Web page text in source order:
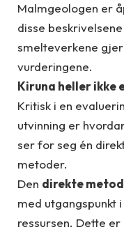
Malmgeologen er
disse
smelteverkene
vurderingene.
Kiruna heller ikke
Kritisk i en
utvinning er
ser for seg én
metoder.
Den direkte
med utgangspunkt
ressursen. Dette